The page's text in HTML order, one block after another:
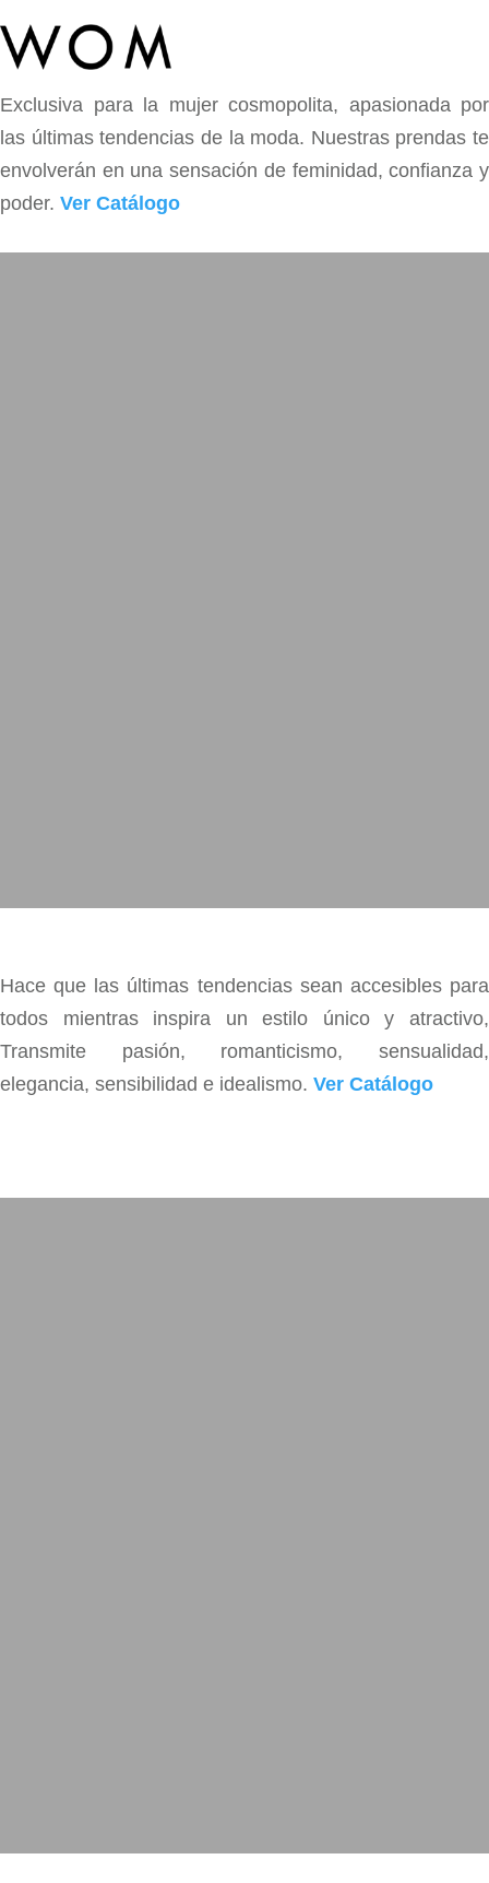
Exclusiva para la mujer cosmopolita, apasionada por
las últimas tendencias de la moda. Nuestras prendas te
envolverán en una sensación de feminidad, confianza y
poder. Ver Catálogo
Hace que las últimas tendencias sean accesibles para
todos mientras inspira un estilo único y atractivo,
Transmite pasión, romanticismo, sensualidad,
elegancia, sensibilidad e idealismo. Ver Catálogo